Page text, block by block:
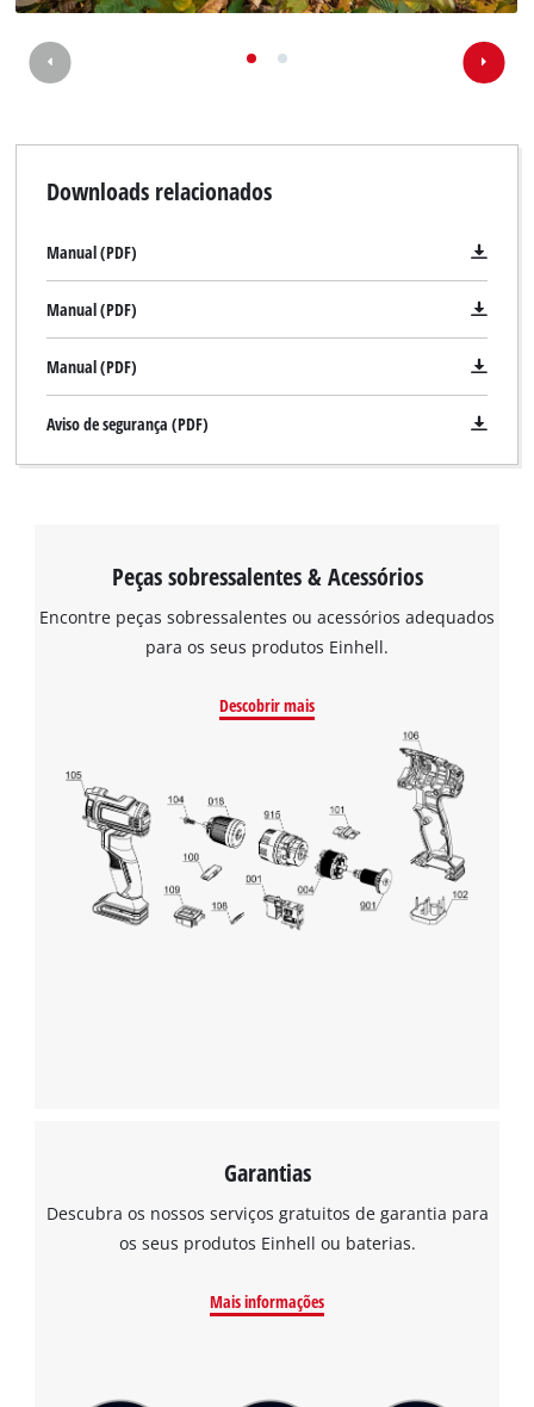
Downloads relacionados
Manual (PDF)
Manual (PDF)
Manual (PDF)
Aviso de segurança (PDF)
Peças sobressalentes & Acessórios
Encontre peças sobressalentes ou acessórios adequados
para os seus produtos Einhell.
Descobrir mais
Garantias
Descubra os nossos serviços gratuitos de garantia para
os seus produtos Einhell ou baterias.
Mais informações